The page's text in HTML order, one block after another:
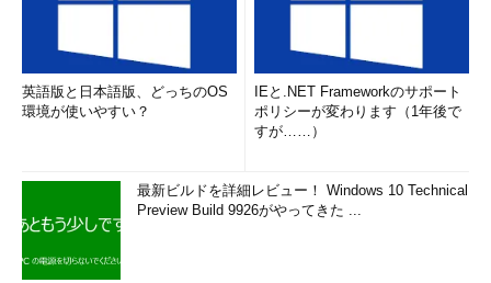
英語版と日本語版、どっちのOS
環境が使いやすい？
IEと.NET Frameworkのサポート
ポリシーが変わります（1年後で
すが……）
最新ビルドを詳細レビュー！ Windows 10 Technical
Preview Build 9926がやってきた ...